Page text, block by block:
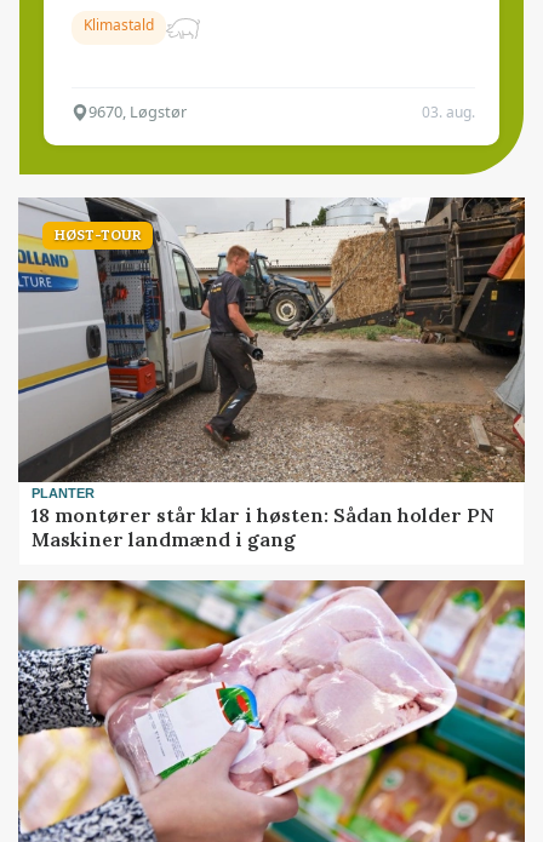
Klimastald
9670, Løgstør 03. aug.
HØST-TOUR
PLANTER
18 montører står klar i høsten: Sådan holder PN
Maskiner landmænd i gang